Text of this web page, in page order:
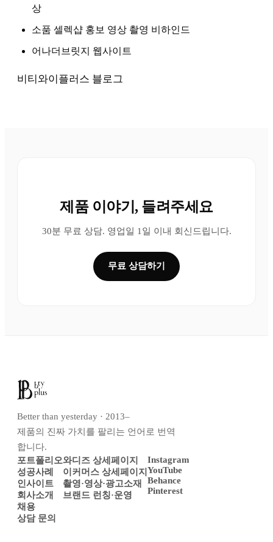
상
소품 셀렉샵 홍보 영상 촬영 비하인드
어나더브릿지 웹사이트
비티와이플러스 블로그
제품 이야기, 들려주세요
30분 무료 상담. 영업일 1일 이내 회신드립니다.
무료 상담하기
Better than yesterday · 2013–
제품의 진짜 가치를 팔리는 언어로 번역
합니다.
포트폴리오
성공사례
인사이트
회사소개
채용
상담 문의
와디즈 상세페이지
이커머스 상세페이지
촬영·영상·광고소재
브랜드 런칭·운영
Instagram
YouTube
Behance
Pinterest